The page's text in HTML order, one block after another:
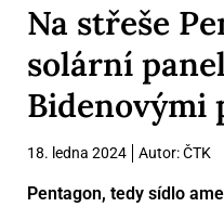
Na střeše
solární
Bidenovými
18. ledna 2024 Autor:ČTK
Pentagon, tedy sídlo